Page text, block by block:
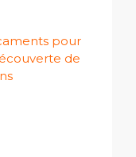
pour
de